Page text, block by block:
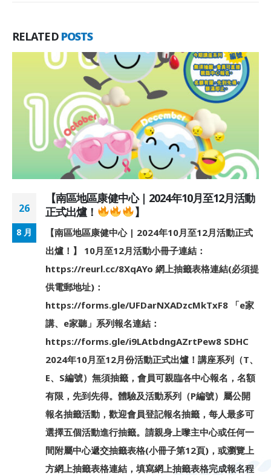
RELATED POSTS
26
8 月
【南區地區康健中心 | 2024年10月至12月活動
正式出爐！
】
【南區地區康健中心 | 2024年10月至12月活動正式
出爐！】 10月至12月活動小冊子連結：
https://reurl.cc/8XqAYo 網上抽籤表格連結(必須提
供電郵地址)：
https://forms.gle/UFDarNXADzcMkTxF8 「e家
講、e家聽」系列報名連結：
https://forms.gle/i9LAtbdngAZrtPew8 SDHC
2024年10月至12月份活動正式出爐！講座系列（T、
E、S編號）無須抽籤，會員可親臨各中心報名，名額
有限，先到先得。體驗及活動系列（P編號）屬公開
報名抽籤活動，歡迎會員登記報名抽籤，每人最多可
選擇五個活動進行抽籤。請親身上嚟主中心或任何一
間附屬中心遞交抽籤表格(小冊子第12頁)，或瀏覽上
方網上抽籤表格連結，填寫網上抽籤表格完成報名程